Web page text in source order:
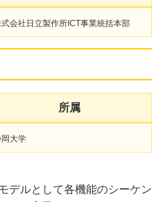
会社日立製作所ICT事業統括本部
所属
大学
デルとして各機能のシーケン